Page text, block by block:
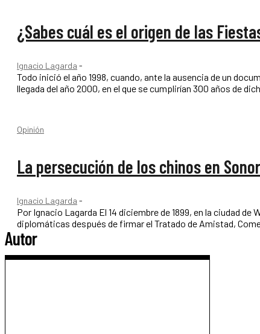
¿Sabes cuál es el origen de las
Ignacio Lagarda -
Todo inició el año 1998, cuando, ante la ausencia de un
llegada del año 2000, en el que se cumplirían 300 años de
Opinión
La persecución de los chinos en
Ignacio Lagarda -
Por Ignacio Lagarda El 14 diciembre de 1899, en la ciudad de Washington, D. C., Estados Unidos, China y México establecieron formalmente relaciones
diplomáticas después de firmar el Tratado de Amistad,
Autor